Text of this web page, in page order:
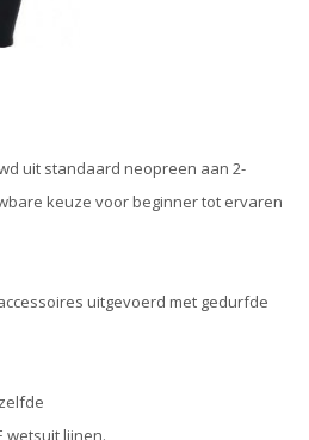
uit standaard neopreen aan 2-
keuze voor beginner tot ervaren
uitgevoerd met gedurfde
wetsuit lijnen.